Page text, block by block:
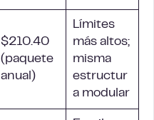
$210.40
(paquete
anual)
Límites
más altos;
misma
estructur
a modular